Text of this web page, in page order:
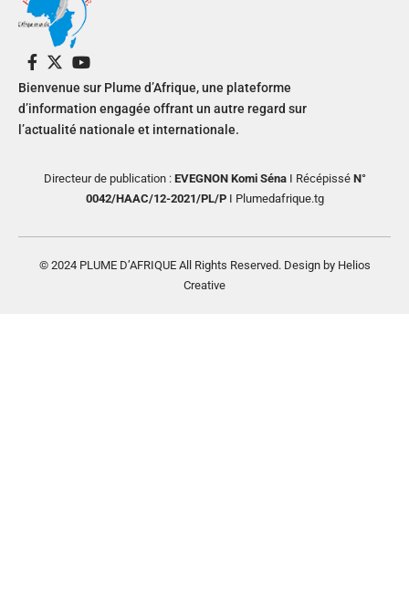
Bienvenue sur Plume d’Afrique, une plateforme
d’information engagée offrant un autre regard sur
l’actualité nationale et internationale.
Directeur de publication : EVEGNON Komi SénaI RécépisséN°
0042/HAAC/12-2021/PL/PI Plumedafrique.tg
© 2024 PLUME D’AFRIQUE All Rights Reserved. Design by Helios
Creative